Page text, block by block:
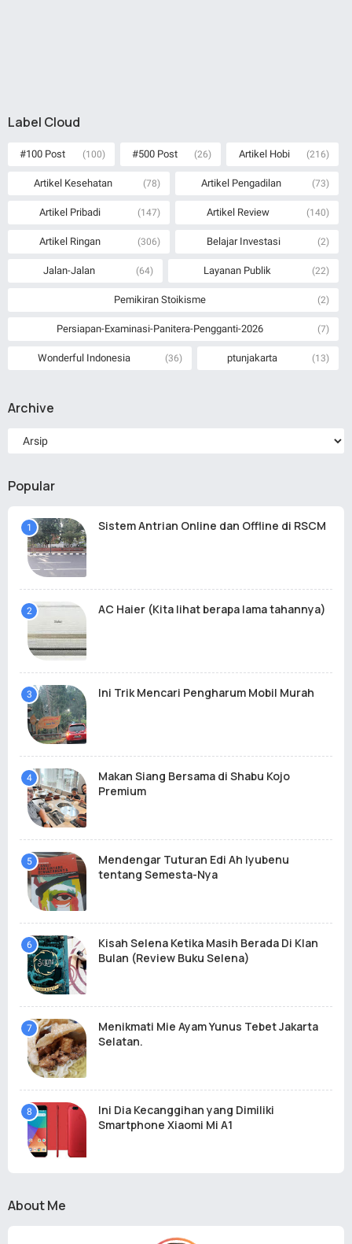
Label Cloud
#100 Post (100) #500 Post (26) Artikel Hobi (216)
Artikel Kesehatan (78) Artikel Pengadilan (73)
Artikel Pribadi (147) Artikel Review (140)
Artikel Ringan (306) Belajar Investasi (2)
Jalan-Jalan (64) Layanan Publik (22)
Pemikiran Stoikisme (2)
Persiapan-Examinasi-Panitera-Pengganti-2026 (7)
Wonderful Indonesia (36) ptunjakarta (13)
Archive
Popular
Sistem Antrian Online dan Offline di RSCM
AC Haier (Kita lihat berapa lama tahannya)
Ini Trik Mencari Pengharum Mobil Murah
Makan Siang Bersama di Shabu Kojo
Premium
Mendengar Tuturan Edi Ah Iyubenu
tentang Semesta-Nya
Kisah Selena Ketika Masih Berada Di Klan
Bulan (Review Buku Selena)
Menikmati Mie Ayam Yunus Tebet Jakarta
Selatan.
Ini Dia Kecanggihan yang Dimiliki
Smartphone Xiaomi Mi A1
About Me